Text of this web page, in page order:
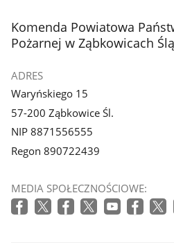
stopka
Komenda Powiatowa
Pożarnej w Ząbkowicach
ADRES
Waryńskiego 15
57-200 Ząbkowice Śl.
NIP 8871556555
Regon 890722439
MEDIA SPOŁECZNOŚCIOWE: